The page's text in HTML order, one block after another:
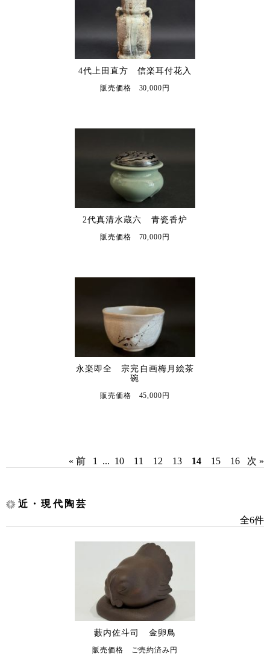
4代上田直方 信楽耳付花入
販売価格 30,000円
2代真清水蔵六 青瓷香炉
販売価格 70,000円
永楽即全 宗完自画梅月絵茶
碗
販売価格 45,000円
« 前 1 ... 10 11 12 13 14 15 16 次 »
近・現代陶芸
全6件
藪内佐斗司 金卵鳥
販売価格 ご売約済み円